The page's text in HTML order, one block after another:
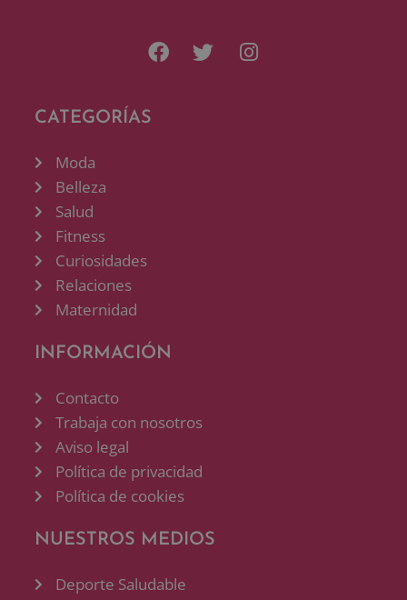
CATEGORÍAS
Moda
Belleza
Salud
Fitness
Curiosidades
Relaciones
Maternidad
INFORMACIÓN
Contacto
Trabaja con nosotros
Aviso legal
Política de privacidad
Política de cookies
NUESTROS MEDIOS
Deporte Saludable